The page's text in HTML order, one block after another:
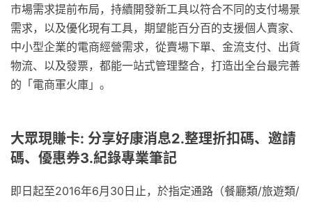
市場需求提前布局，持續開發新工具以符合不同的支付場景
需求，以及優化現有工具，期望能百分百的支援個人賣家、
中小型企業的電商經營需求，從賣場下單、金流支付、出貨
物流、以及發票，都能一站式管理整合，打造出全台最完善
的「電商軍火庫」。
大眾現賺卡: 分享好康消息2.整理折扣碼、邀請
碼、優惠券3.紀錄專業筆記
即日起至2016年6月30日止，於指定通路（餐廳類/旅遊類/